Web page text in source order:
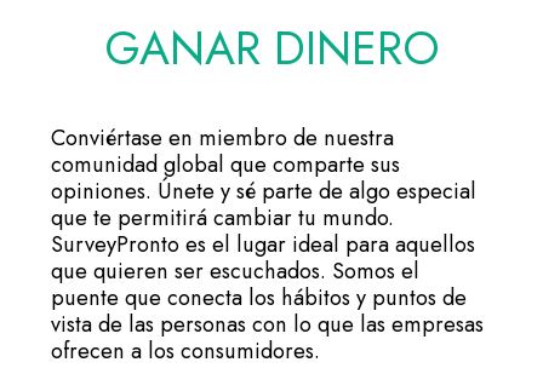
GANAR DINERO
Conviértase en miembro de nuestra
comunidad global que comparte sus
opiniones. Únete y sé parte de algo especial
que te permitirá cambiar tu mundo.
SurveyPronto es el lugar ideal para aquellos
que quieren ser escuchados. Somos el
puente que conecta los hábitos y puntos de
vista de las personas con lo que las empresas
ofrecen a los consumidores.